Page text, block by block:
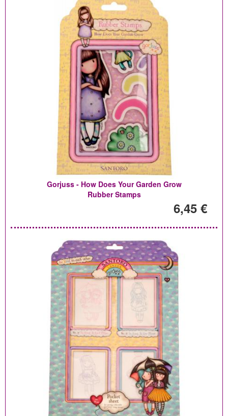
Gorjuss - How Does Your Garden Grow
Rubber Stamps
6,45 €